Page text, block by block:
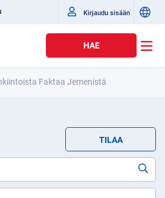
Kirjaudu sisään
HAE
Faktaa Jemenistä
TILAA